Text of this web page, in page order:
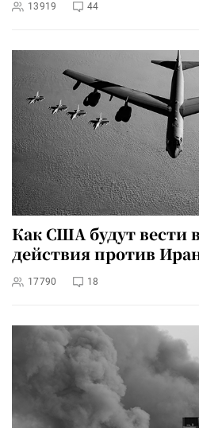
13919 44
Как США будут вести
действия против
17790 18